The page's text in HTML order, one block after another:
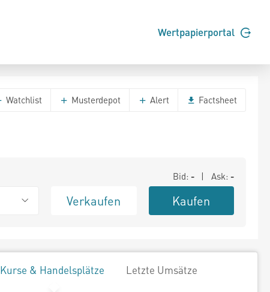
Wertpapierportal
Watchlist Musterdepot Alert Factsheet
Bid: - | Ask: -
Verkaufen Kaufen
Kurse & Handelsplätze Letzte Umsätze